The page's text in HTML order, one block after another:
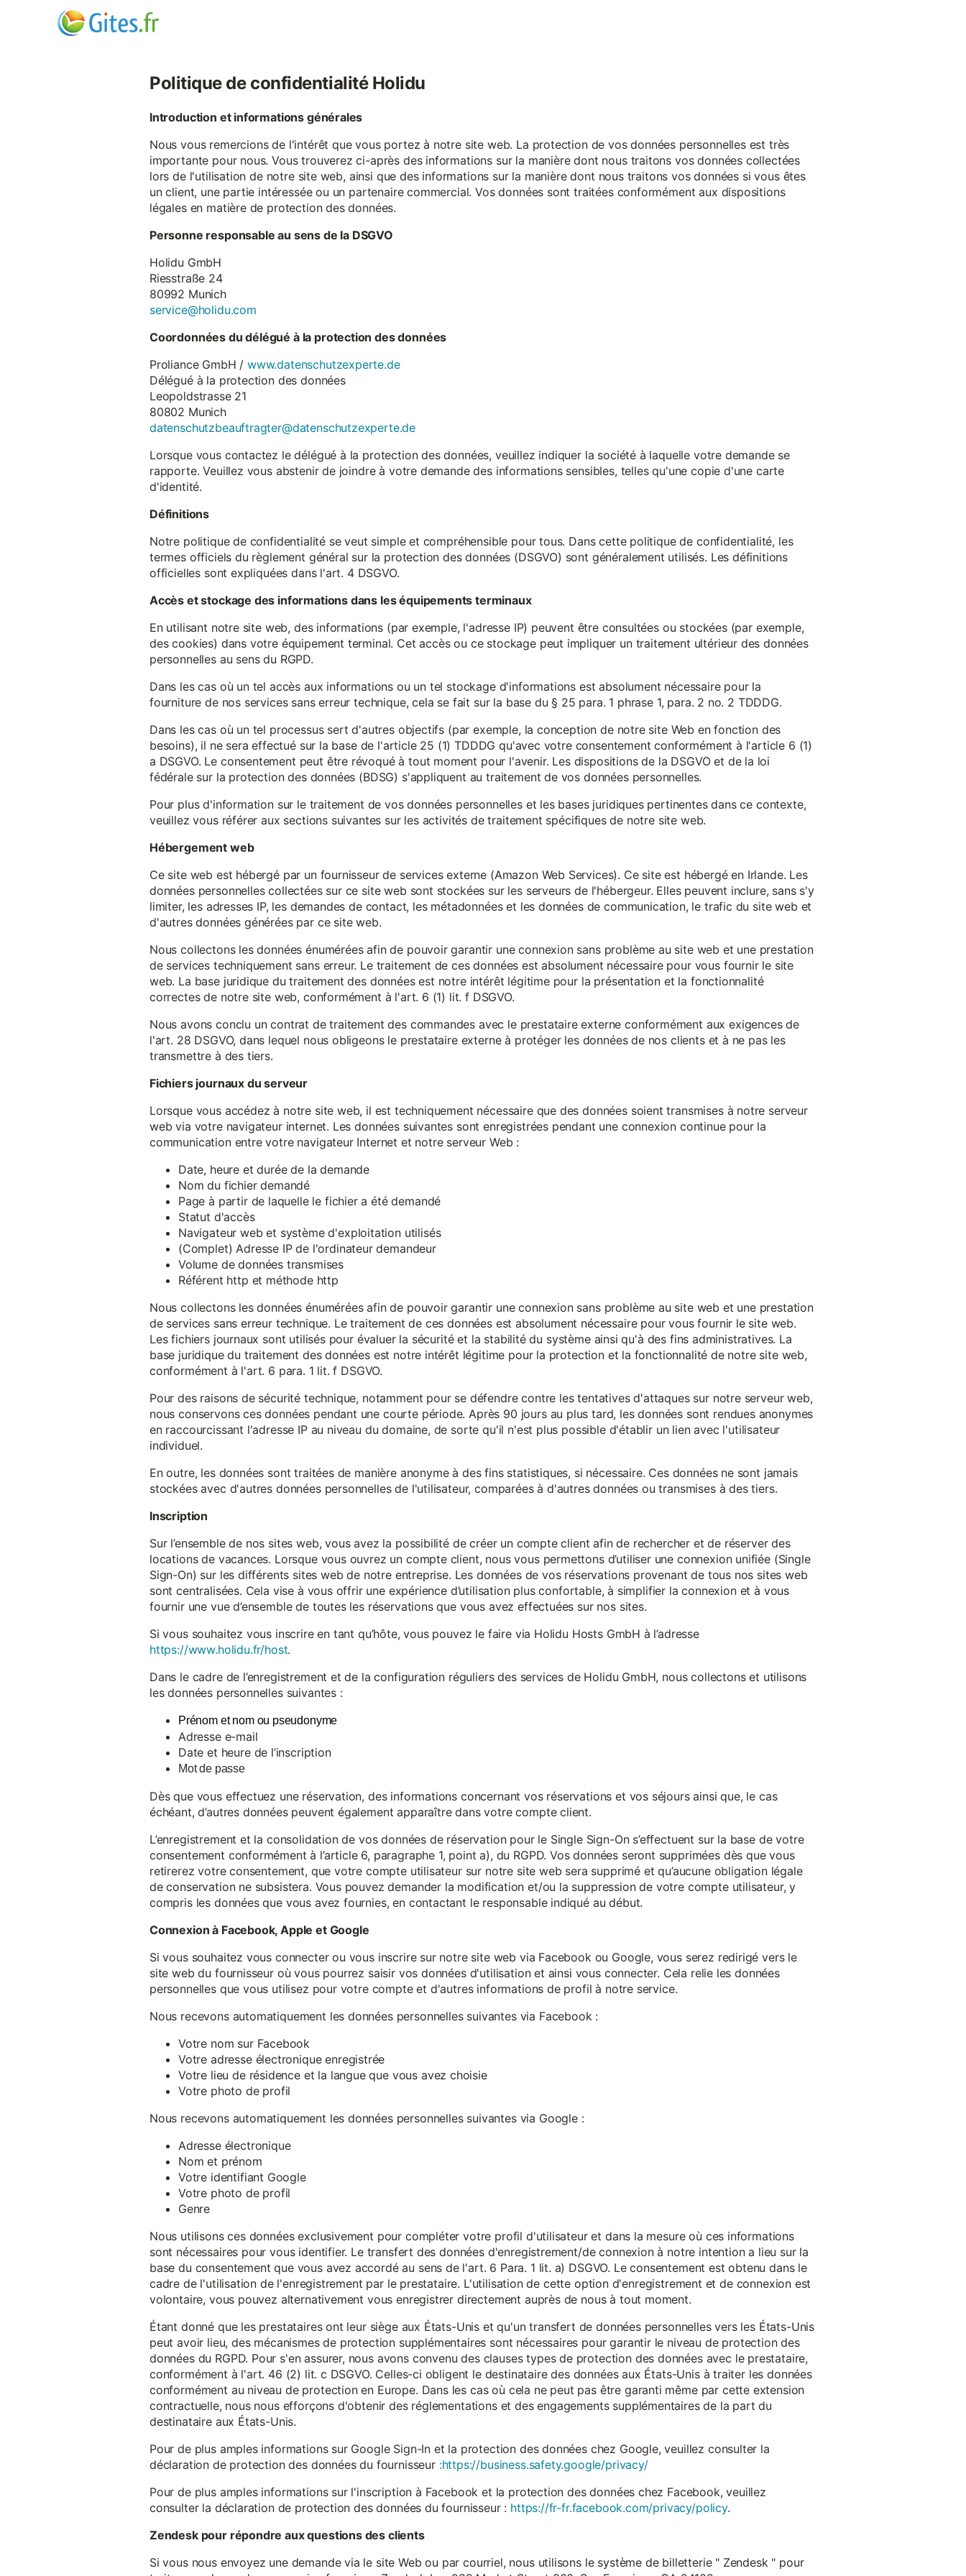
Politique de confidentialité Holidu
Introduction et informations générales
Nous vous remercions de l'intérêt que vous portez à notre site web. La protection de vos données personnelles est très
importante pour nous. Vous trouverez ci-après des informations sur la manière dont nous traitons vos données collectées
lors de l'utilisation de notre site web, ainsi que des informations sur la manière dont nous traitons vos données si vous êtes
un client, une partie intéressée ou un partenaire commercial. Vos données sont traitées conformément aux dispositions
légales en matière de protection des données.
Personne responsable au sens de la DSGVO
Holidu GmbH
Riesstraße 24
80992 Munich
service@holidu.com
Coordonnées du délégué à la protection des données
Proliance GmbH /www.datenschutzexperte.de
Délégué à la protection des données
Leopoldstrasse 21
80802 Munich
datenschutzbeauftragter@datenschutzexperte.de
Lorsque vous contactez le délégué à la protection des données, veuillez indiquer la société à laquelle votre demande se
rapporte. Veuillez vous abstenir de joindre à votre demande des informations sensibles, telles qu'une copie d'une carte
d'identité.
Définitions
Notre politique de confidentialité se veut simple et compréhensible pour tous. Dans cette politique de confidentialité, les
termes officiels du règlement général sur la protection des données (DSGVO) sont généralement utilisés. Les définitions
officielles sont expliquées dans l'art. 4 DSGVO.
Accès et stockage des informations dans les équipements terminaux
En utilisant notre site web, des informations (par exemple, l'adresse IP) peuvent être consultées ou stockées (par exemple,
des cookies) dans votre équipement terminal. Cet accès ou ce stockage peut impliquer un traitement ultérieur des données
personnelles au sens du RGPD.
Dans les cas où un tel accès aux informations ou un tel stockage d'informations est absolument nécessaire pour la
fourniture de nos services sans erreur technique, cela se fait sur la base du § 25 para. 1 phrase 1, para. 2 no. 2 TDDDG.
Dans les cas où un tel processus sert d'autres objectifs (par exemple, la conception de notre site Web en fonction des
besoins), il ne sera effectué sur la base de l'article 25 (1) TDDDG qu'avec votre consentement conformément à l'article 6 (1)
a DSGVO. Le consentement peut être révoqué à tout moment pour l'avenir. Les dispositions de la DSGVO et de la loi
fédérale sur la protection des données (BDSG) s'appliquent au traitement de vos données personnelles.
Pour plus d'information sur le traitement de vos données personnelles et les bases juridiques pertinentes dans ce contexte,
veuillez vous référer aux sections suivantes sur les activités de traitement spécifiques de notre site web.
Hébergement web
Ce site web est hébergé par un fournisseur de services externe (Amazon Web Services). Ce site est hébergé en Irlande. Les
données personnelles collectées sur ce site web sont stockées sur les serveurs de l'hébergeur. Elles peuvent inclure, sans s'y
limiter, les adresses IP, les demandes de contact, les métadonnées et les données de communication, le trafic du site web et
d'autres données générées par ce site web.
Nous collectons les données énumérées afin de pouvoir garantir une connexion sans problème au site web et une prestation
de services techniquement sans erreur. Le traitement de ces données est absolument nécessaire pour vous fournir le site
web. La base juridique du traitement des données est notre intérêt légitime pour la présentation et la fonctionnalité
correctes de notre site web, conformément à l'art. 6 (1) lit. f DSGVO.
Nous avons conclu un contrat de traitement des commandes avec le prestataire externe conformément aux exigences de
l'art. 28 DSGVO, dans lequel nous obligeons le prestataire externe à protéger les données de nos clients et à ne pas les
transmettre à des tiers.
Fichiers journaux du serveur
Lorsque vous accédez à notre site web, il est techniquement nécessaire que des données soient transmises à notre serveur
web via votre navigateur internet. Les données suivantes sont enregistrées pendant une connexion continue pour la
communication entre votre navigateur Internet et notre serveur Web :
Date, heure et durée de la demande
Nom du fichier demandé
Page à partir de laquelle le fichier a été demandé
Statut d'accès
Navigateur web et système d'exploitation utilisés
(Complet) Adresse IP de l'ordinateur demandeur
Volume de données transmises
Référent http et méthode http
Nous collectons les données énumérées afin de pouvoir garantir une connexion sans problème au site web et une prestation
de services sans erreur technique. Le traitement de ces données est absolument nécessaire pour vous fournir le site web.
Les fichiers journaux sont utilisés pour évaluer la sécurité et la stabilité du système ainsi qu'à des fins administratives. La
base juridique du traitement des données est notre intérêt légitime pour la protection et la fonctionnalité de notre site web,
conformément à l'art. 6 para. 1 lit. f DSGVO.
Pour des raisons de sécurité technique, notamment pour se défendre contre les tentatives d'attaques sur notre serveur web,
nous conservons ces données pendant une courte période. Après 90 jours au plus tard, les données sont rendues anonymes
en raccourcissant l'adresse IP au niveau du domaine, de sorte qu'il n'est plus possible d'établir un lien avec l'utilisateur
individuel.
En outre, les données sont traitées de manière anonyme à des fins statistiques, si nécessaire. Ces données ne sont jamais
stockées avec d'autres données personnelles de l'utilisateur, comparées à d'autres données ou transmises à des tiers.
Inscription
Sur l’ensemble de nos sites web, vous avez la possibilité de créer un compte client afin de rechercher et de réserver des
locations de vacances. Lorsque vous ouvrez un compte client, nous vous permettons d’utiliser une connexion unifiée (Single
Sign-On) sur les différents sites web de notre entreprise. Les données de vos réservations provenant de tous nos sites web
sont centralisées. Cela vise à vous offrir une expérience d’utilisation plus confortable, à simplifier la connexion et à vous
fournir une vue d’ensemble de toutes les réservations que vous avez effectuées sur nos sites.
Si vous souhaitez vous inscrire en tant qu’hôte, vous pouvez le faire via Holidu Hosts GmbH à l’adresse
https://www.holidu.fr/host.
Dans le cadre de l’enregistrement et de la configuration réguliers des services de Holidu GmbH, nous collectons et utilisons
les données personnelles suivantes :
Prénom et nom ou pseudonyme
Adresse e-mail
Date et heure de l’inscription
Mot de passe
Dès que vous effectuez une réservation, des informations concernant vos réservations et vos séjours ainsi que, le cas
échéant, d’autres données peuvent également apparaître dans votre compte client.
L’enregistrement et la consolidation de vos données de réservation pour le Single Sign-On s’effectuent sur la base de votre
consentement conformément à l’article 6, paragraphe 1, point a), du RGPD. Vos données seront supprimées dès que vous
retirerez votre consentement, que votre compte utilisateur sur notre site web sera supprimé et qu’aucune obligation légale
de conservation ne subsistera. Vous pouvez demander la modification et/ou la suppression de votre compte utilisateur, y
compris les données que vous avez fournies, en contactant le responsable indiqué au début.
Connexion à Facebook, Apple et Google
Si vous souhaitez vous connecter ou vous inscrire sur notre site web via Facebook ou Google, vous serez redirigé vers le
site web du fournisseur où vous pourrez saisir vos données d'utilisation et ainsi vous connecter. Cela relie les données
personnelles que vous utilisez pour votre compte et d'autres informations de profil à notre service.
Nous recevons automatiquement les données personnelles suivantes via Facebook :
Votre nom sur Facebook
Votre adresse électronique enregistrée
Votre lieu de résidence et la langue que vous avez choisie
Votre photo de profil
Nous recevons automatiquement les données personnelles suivantes via Google :
Adresse électronique
Nom et prénom
Votre identifiant Google
Votre photo de profil
Genre
Nous utilisons ces données exclusivement pour compléter votre profil d'utilisateur et dans la mesure où ces informations
sont nécessaires pour vous identifier. Le transfert des données d'enregistrement/de connexion à notre intention a lieu sur la
base du consentement que vous avez accordé au sens de l'art. 6 Para. 1 lit. a) DSGVO. Le consentement est obtenu dans le
cadre de l'utilisation de l'enregistrement par le prestataire. L'utilisation de cette option d'enregistrement et de connexion est
volontaire, vous pouvez alternativement vous enregistrer directement auprès de nous à tout moment.
Étant donné que les prestataires ont leur siège aux États-Unis et qu'un transfert de données personnelles vers les États-Unis
peut avoir lieu, des mécanismes de protection supplémentaires sont nécessaires pour garantir le niveau de protection des
données du RGPD. Pour s'en assurer, nous avons convenu des clauses types de protection des données avec le prestataire,
conformément à l'art. 46 (2) lit. c DSGVO. Celles-ci obligent le destinataire des données aux États-Unis à traiter les données
conformément au niveau de protection en Europe. Dans les cas où cela ne peut pas être garanti même par cette extension
contractuelle, nous nous efforçons d'obtenir des réglementations et des engagements supplémentaires de la part du
destinataire aux États-Unis.
Pour de plus amples informations sur Google Sign-In et la protection des données chez Google, veuillez consulter la
déclaration de protection des données du fournisseur :https://business.safety.google/privacy/
Pour de plus amples informations sur l'inscription à Facebook et la protection des données chez Facebook, veuillez
consulter la déclaration de protection des données du fournisseur : https://fr-fr.facebook.com/privacy/policy.
Zendesk pour répondre aux questions des clients
Si vous nous envoyez une demande via le site Web ou par courriel, nous utilisons le système de billetterie " Zendesk " pour